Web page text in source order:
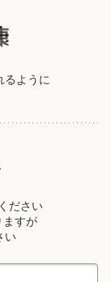
るように
ださい
ますが
い